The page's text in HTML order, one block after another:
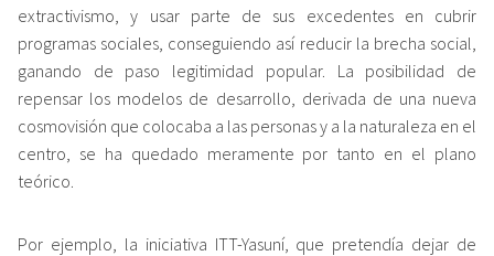
extractivismo, y usar parte de sus excedentes en cubrir
programas sociales, conseguiendo así reducir la brecha social,
ganando de paso legitimidad popular. La posibilidad de
repensar los modelos de desarrollo, derivada de una nueva
cosmovisión que colocaba a las personas y a la naturaleza en el
centro, se ha quedado meramente por tanto en el plano
teórico.
Por ejemplo, la iniciativa ITT-Yasuní, que pretendía dejar de